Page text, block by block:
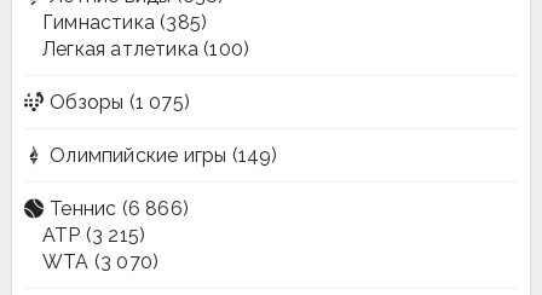
Гимнастика (385)
Легкая атлетика (100)
Обзоры (1 075)
Олимпийские игры (149)
Теннис (6 866)
ATP (3 215)
WTA (3 070)